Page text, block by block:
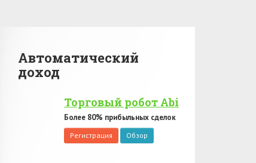
Автоматический
доход
Торговый робот Abi
Более 80% прибыльных сделок
Регистрация Обзор